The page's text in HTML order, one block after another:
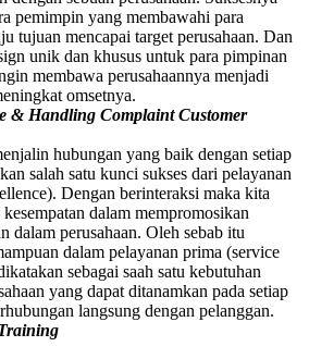
pemimpin yang membawahi para
tujuan mencapai target perusahaan. Dan
unik dan khusus untuk para pimpinan
membawa perusahaannya menjadi
omsetnya.
& Handling Complaint Customer
hubungan yang baik dengan setiap
salah satu kunci sukses dari pelayanan
Dengan berinteraksi maka kita
dalam mempromosikan
dalam perusahaan. Oleh sebab itu
dalam pelayanan prima (service
sebagai saah satu kebutuhan
yang dapat ditanamkan pada setiap
langsung dengan pelanggan.